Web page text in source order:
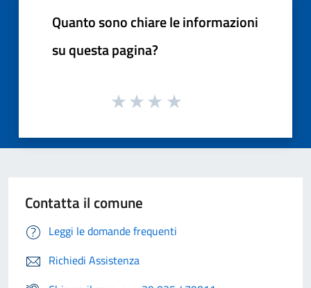
Quanto sono chiare le informazioni
su questa pagina?
Contatta il comune
Leggi le domande frequenti
Richiedi Assistenza